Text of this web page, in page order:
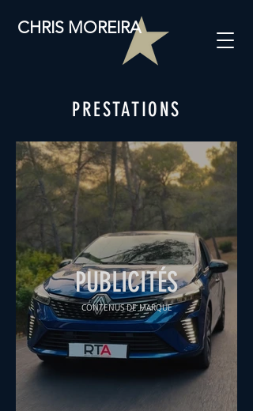
CHRIS MOREIRA
PRESTATIONS
PUBLICITÉS
CONTENUS DE MARQUE